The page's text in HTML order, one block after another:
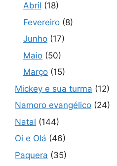
Abril (18)
Fevereiro (8)
Junho (17)
Maio (50)
Março (15)
Mickey e sua turma (12)
Namoro evangélico (24)
Natal (144)
Oi e Olá (46)
Paquera (35)